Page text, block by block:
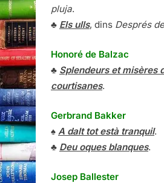
pluja.
♣ Els ulls, dins Després
Honoré de Balzac
♣ Splendeurs et misères
courtisanes.
Gerbrand Bakker
♠ A dalt tot està tranquil.
♣ Deu oques blanques.
Josep Ballester